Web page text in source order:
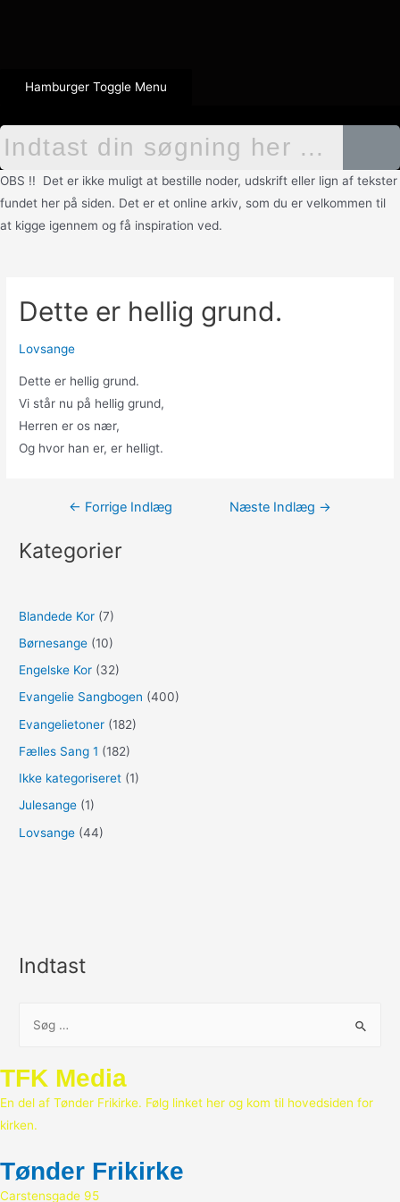
Hamburger Toggle Menu
OBS !! Det er ikke muligt at bestille noder, udskrift eller lign af tekster
fundet her på siden. Det er et online arkiv, som du er velkommen til
at kigge igennem og få inspiration ved.
Dette er hellig grund.
Lovsange
Dette er hellig grund.
Vi står nu på hellig grund,
Herren er os nær,
Og hvor han er, er helligt.
Indlægsnavigation
← Forrige Indlæg Næste Indlæg →
Kategorier
Blandede Kor (7)
Børnesange (10)
Engelske Kor (32)
Evangelie Sangbogen (400)
Evangelietoner (182)
Fælles Sang 1 (182)
Ikke kategoriseret (1)
Julesange (1)
Lovsange (44)
Indtast
e
f
t
r
TFK Media
En del af Tønder Frikirke. Følg linket her og kom til hovedsiden for
kirken.
Tønder Frikirke
Carstensgade 95